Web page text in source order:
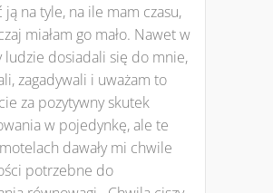
ją na tyle, na ile mam czasu,
miałam go mało. Nawet w
ludzie dosiadali się do mnie,
zagadywali i uważam to
za pozytywny skutek
w pojedynkę, ale te
dawały mi chwile
potrzebne do